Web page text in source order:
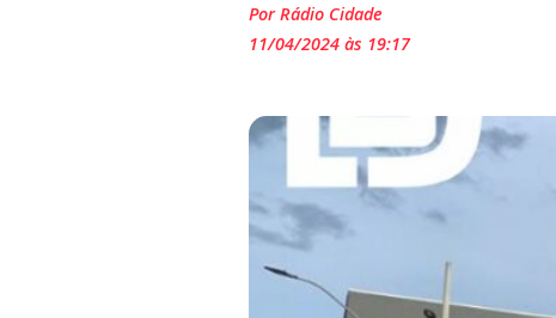
Por Rádio Cidade
11/04/2024 às 19:17